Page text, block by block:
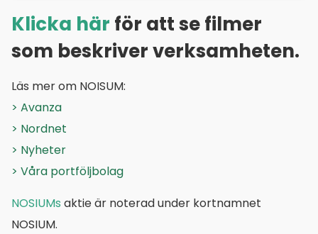
Klicka här för att se filmer
som beskriver verksamheten.
Läs mer om NOISUM:
> Avanza
> Nordnet
> Nyheter
> Våra portföljbolag
NOSIUMs aktie är noterad under kortnamnet
NOSIUM.